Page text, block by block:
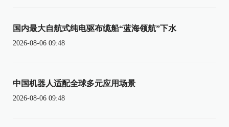
国内最大自航式纯电驱布缆船“蓝海领航”下水
2026-08-06 09:48
中国机器人适配全球多元应用场景
2026-08-06 09:48